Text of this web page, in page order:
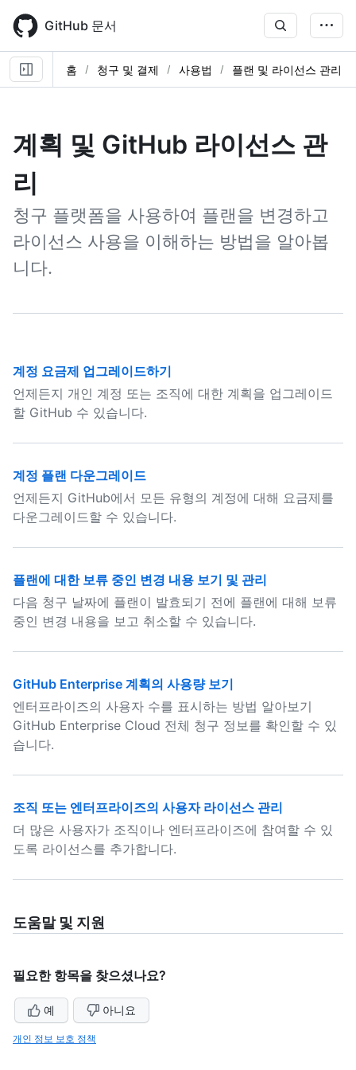
main
content
GitHub 문서
홈 청구 및 결제 사용법 플랜 및 라이선스 관리
계획 및 GitHub 라이선스 관
리
청구 플랫폼을 사용하여 플랜을 변경하고
라이선스 사용을 이해하는 방법을 알아봅
니다.
계정 요금제 업그레이드하기
언제든지 개인 계정 또는 조직에 대한 계획을 업그레이드
할 GitHub 수 있습니다.
계정 플랜 다운그레이드
언제든지 GitHub에서 모든 유형의 계정에 대해 요금제를
다운그레이드할 수 있습니다.
플랜에 대한 보류 중인 변경 내용 보기 및 관리
다음 청구 날짜에 플랜이 발효되기 전에 플랜에 대해 보류
중인 변경 내용을 보고 취소할 수 있습니다.
GitHub Enterprise 계획의 사용량 보기
엔터프라이즈의 사용자 수를 표시하는 방법 알아보기
GitHub Enterprise Cloud 전체 청구 정보를 확인할 수 있
습니다.
조직 또는 엔터프라이즈의 사용자 라이선스 관리
더 많은 사용자가 조직이나 엔터프라이즈에 참여할 수 있
도록 라이선스를 추가합니다.
도움말 및 지원
필요한 항목을 찾으셨나요?
예 아니요
개인 정보 보호 정책